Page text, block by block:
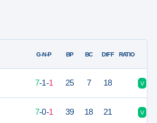
G-N-P BP BC DIFF RATIO
7-1-1 25 7 18 V
7-0-1 39 18 21 V